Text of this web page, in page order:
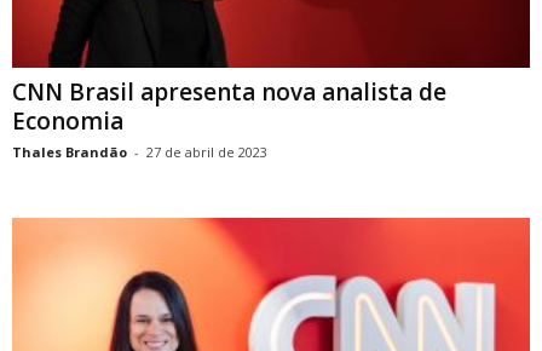
CNN Brasil apresenta nova analista de
Economia
Thales Brandão - 27 de abril de 2023